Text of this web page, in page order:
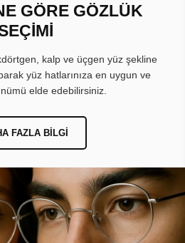
GÖRE GÖZLÜK
kalp ve üçgen yüz şekline
yüz hatlarınıza en uygun ve
elde edebilirsiniz.
FAZLA BILGI